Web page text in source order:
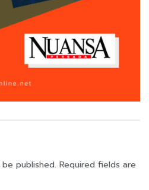
published. Required fields are